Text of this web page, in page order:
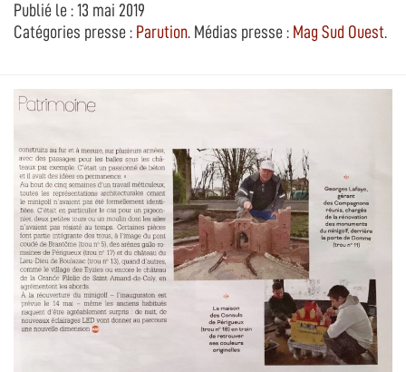
Publié le : 13 mai 2019
Catégories presse : Parution. Médias presse : Mag Sud Ouest.